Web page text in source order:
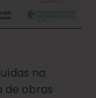
na
de obras